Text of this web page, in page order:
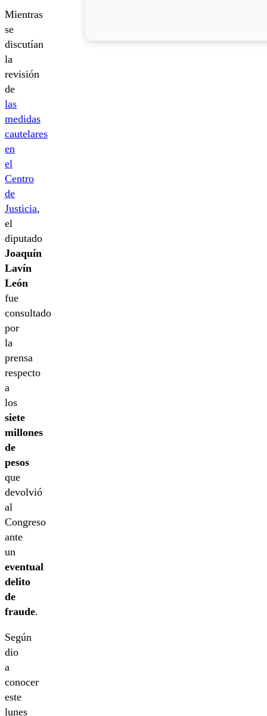
Mientras
se
discutían
la
revisión
de
las
medidas
cautelares
en
el
Centro
de
Justicia,
el
diputado
Joaquín
Lavín
León
fue
consultado
por
la
prensa
respecto
a
los
siete
millones
de
pesos
que
devolvió
al
Congreso
ante
un
eventual
delito
de
fraude.
Según
dio
a
conocer
este
lunes